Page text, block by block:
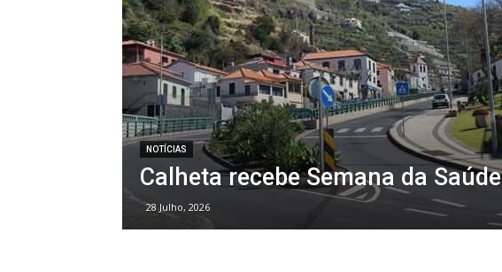
NOTÍCIAS
Calheta recebe Semana da Saúde
28 Julho, 2026